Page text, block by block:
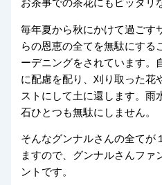
お茶事での茶花にもピッタリ
毎年夏から秋にかけて過ごす
らの恩恵の全てを無駄にする
ーデニングをされています。
に配慮を配り、刈り取った花
ストにして土に還します。雨
石ひとつも無駄にしません。
そんなグンナルさんの全てが
ますので、グンナルさんファ
ントです。